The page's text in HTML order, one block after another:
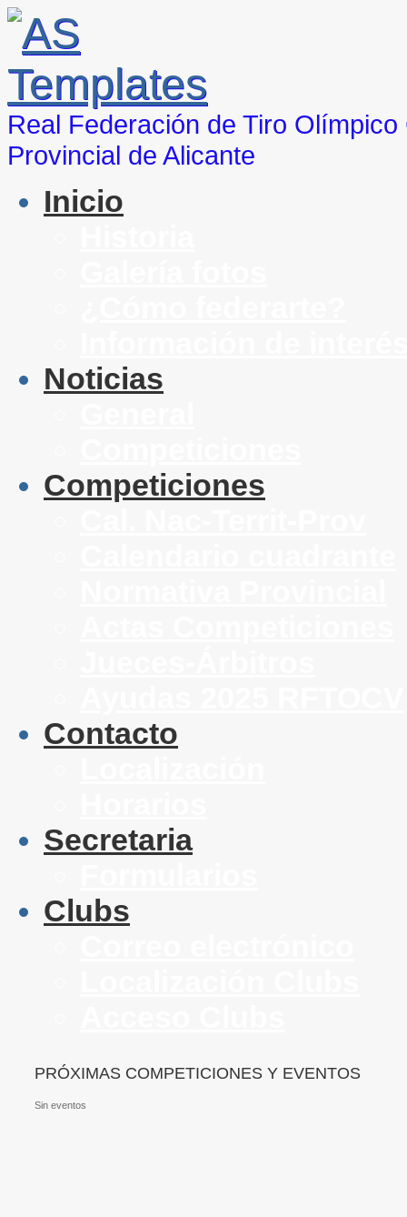
Real Federación de Tiro
Provincial de Alicante
Inicio
Noticias
Competiciones
Contacto
Secretaria
Clubs
PRÓXIMAS COMPETICIONES Y EVENTOS
Sin eventos